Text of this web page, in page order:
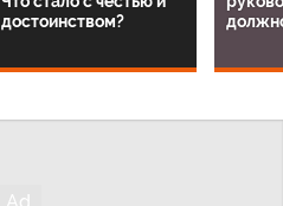
достоинством?